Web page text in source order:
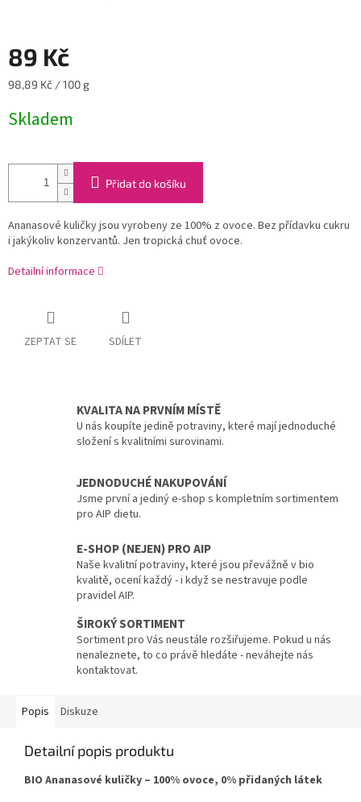
89 Kč
Měrná
98,89 Kč / 100 g
Skladem
Přidat do košíku
Ananasové kuličky jsou vyrobeny ze 100% z ovoce. Bez přídavku cukru
i jakýkoliv konzervantů. Jen tropická chuť ovoce.
Detailní informace
ZEPTAT SE SDÍLET
KVALITA NA PRVNÍM MÍSTĚ
U nás koupíte jedině potraviny, které mají jednoduché
složení s kvalitními surovinami.
JEDNODUCHÉ NAKUPOVÁNÍ
Jsme první a jediný e-shop s kompletním sortimentem
pro AIP dietu.
E-SHOP (NEJEN) PRO AIP
Naše kvalitní potraviny, které jsou převážně v bio
kvalitě, ocení každý - i když se nestravuje podle
pravidel AIP.
ŠIROKÝ SORTIMENT
Sortiment pro Vás neustále rozšiřujeme. Pokud u nás
nenaleznete, to co právě hledáte - neváhejte nás
kontaktovat.
Popis Diskuze
Detailní popis produktu
BIO Ananasové kuličky – 100% ovoce, 0% přidaných látek